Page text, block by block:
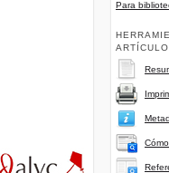
Para
ARTÍCULO